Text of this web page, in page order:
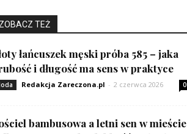
ZOBACZ TEŻ
łańcuszek męski próba 585 – jaka
i długość ma sens w praktyce
Redakcja Zareczona.pl - 2 czerwca 2026 0
bambusowa a letni sen w mieście